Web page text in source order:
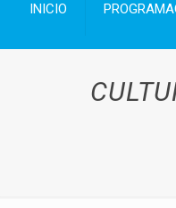
INICIO